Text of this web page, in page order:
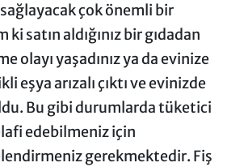
çok önemli bir
satın aldığınız bir gıdadan
olayı yaşadınız ya da evinize
eşya arızalı çıktı ve evinizde
Bu gibi durumlarda tüketici
edebilmeniz için
gerekmektedir. Fiş